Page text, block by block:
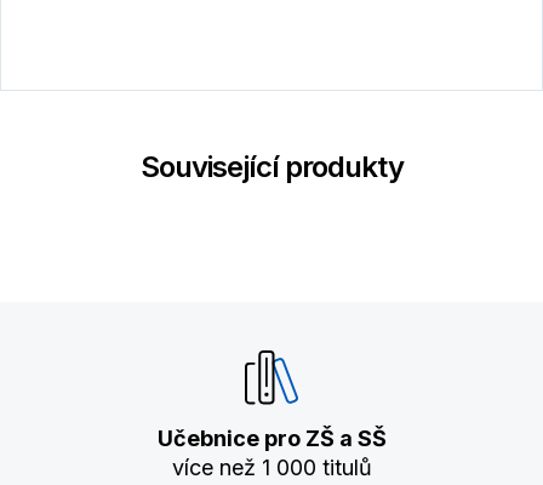
Související produkty
Učebnice pro ZŠ a SŠ
více než 1 000 titulů